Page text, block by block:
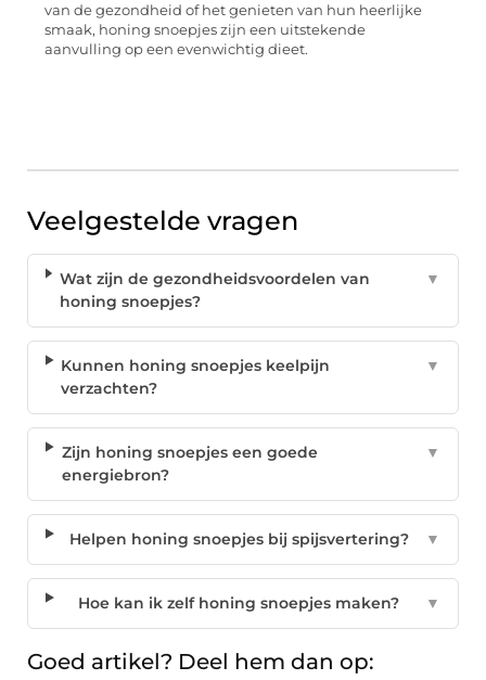
van de gezondheid of het genieten van hun heerlijke
smaak, honing snoepjes zijn een uitstekende
aanvulling op een evenwichtig dieet.
Veelgestelde vragen
Wat zijn de gezondheidsvoordelen van
honing snoepjes?
▼
Kunnen honing snoepjes keelpijn
verzachten?
▼
Zijn honing snoepjes een goede
energiebron?
▼
Helpen honing snoepjes bij spijsvertering? ▼
Hoe kan ik zelf honing snoepjes maken? ▼
Goed artikel? Deel hem dan op: